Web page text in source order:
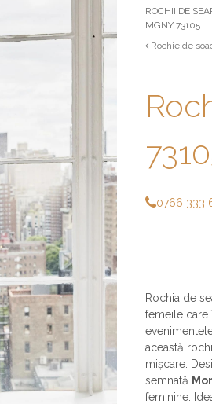
ROCHII DE
MGNY 73105
Rochie de
0766 333
Rochia de
femeile care
această
mișcare.
semnată
feminine.